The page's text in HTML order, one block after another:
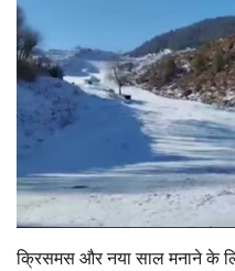
क्रिसमस और नया साल मनाने के